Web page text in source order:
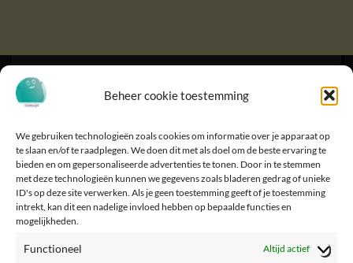
Beheer cookie toestemming
We gebruiken technologieën zoals cookies om informatie over je apparaat op
te slaan en/of te raadplegen. We doen dit met als doel om de beste ervaring te
bieden en om gepersonaliseerde advertenties te tonen. Door in te stemmen
met deze technologieën kunnen we gegevens zoals bladeren gedrag of unieke
ID's op deze site verwerken. Als je geen toestemming geeft of je toestemming
intrekt, kan dit een nadelige invloed hebben op bepaalde functies en
mogelijkheden.
Functioneel Altijd actief